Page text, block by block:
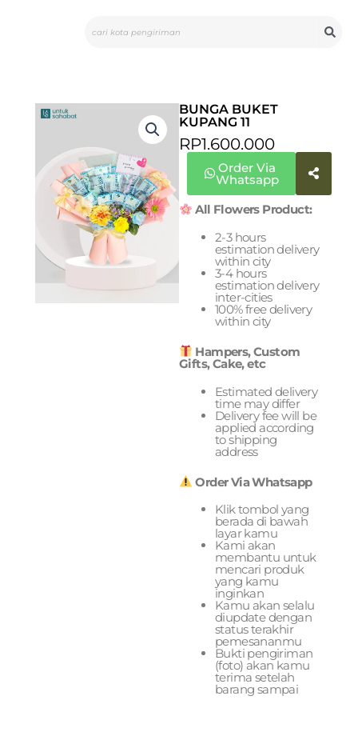
BUNGA BUKET
KUPANG 11
RP1.600.000
Order Via
Whatsapp
All Flowers Product:
2-3 hours
estimation delivery
within city
3-4 hours
estimation delivery
inter-cities
100% free delivery
within city
Hampers, Custom
Gifts, Cake, etc
Estimated delivery
time may differ
Delivery fee will be
applied according
to shipping
address
Order Via Whatsapp
Klik tombol yang
berada di bawah
layar kamu
Kami akan
membantu untuk
mencari produk
yang kamu
inginkan
Kamu akan selalu
diupdate dengan
status terakhir
pemesananmu
Bukti pengiriman
(foto) akan kamu
terima setelah
barang sampai